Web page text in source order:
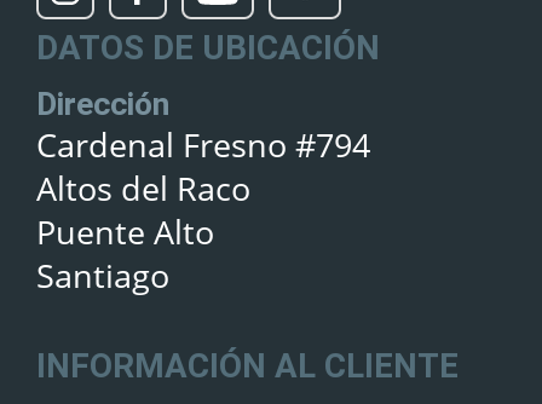
DATOS DE UBICACIÓN
Dirección
Cardenal Fresno #794
Altos del Raco
Puente Alto
Santiago
INFORMACIÓN AL CLIENTE